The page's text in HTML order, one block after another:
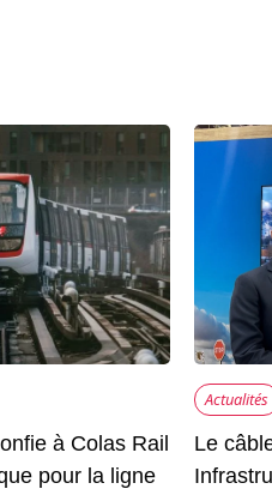
à Colas Rail
pour la ligne
Actualités
Le